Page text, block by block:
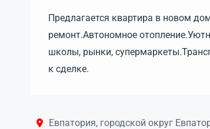
Предлагается квартира в новом
ремонт.Автономное
школы, рынки,
к сделке.
Евпатория, городской округ